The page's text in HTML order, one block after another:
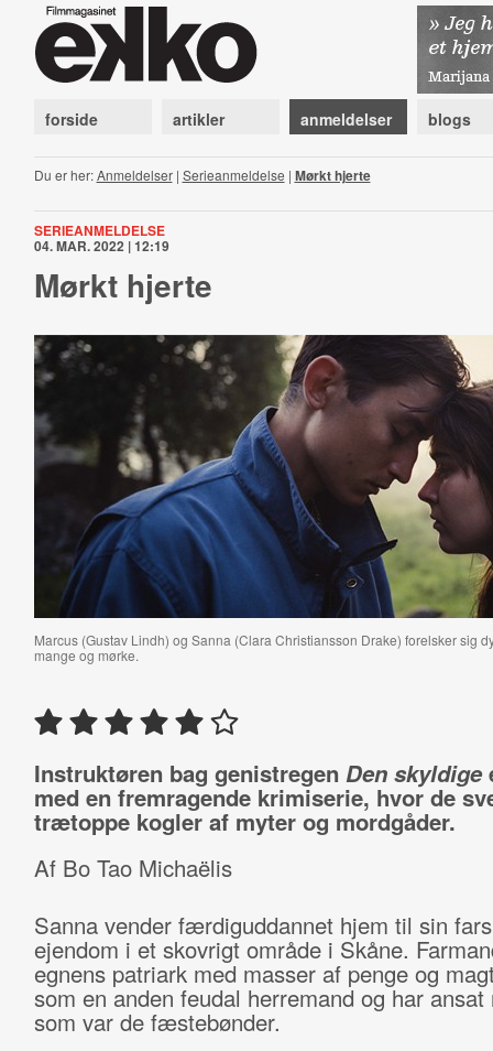
forside artikler anmeldelser blogs
Du er her:Anmeldelser| Serieanmeldelse | Mørkt hjerte
SERIEANMELDELSE
04. MAR. 2022 | 12:19
Mørkt hjerte
Marcus (Gustav Lindh) og Sanna (Clara Christiansson Drake) forelsker sig
mange og mørke.
Instruktøren bag genistregen Den skyldige
med en fremragende krimiserie, hvor de
trætoppe kogler af myter og mordgåder.
Af Bo Tao Michaëlis
Sanna vender færdiguddannet hjem til sin
ejendom i et skovrigt område i Skåne.
egnens patriark med masser af penge og
som en anden feudal herremand og har ansat
som var de fæstebønder.